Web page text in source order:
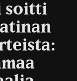
soitti